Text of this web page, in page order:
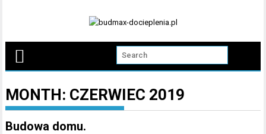
MONTH: CZERWIEC 2019
Budowa domu.